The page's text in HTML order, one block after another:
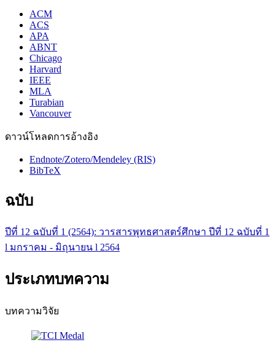
ACM
ACS
APA
ABNT
Chicago
Harvard
IEEE
MLA
Turabian
Vancouver
ดาวน์โหลดการอ้างอิง
Endnote/Zotero/Mendeley (RIS)
BibTeX
ฉบับ
ปีที่ 12 ฉบับที่ 1 (2564): วารสารพุทธศาสตร์ศึกษา ปีที่ 12 ฉบับที่ 1
l มกราคม - มิถุนายน l 2564
ประเภทบทความ
บทความวิจัย